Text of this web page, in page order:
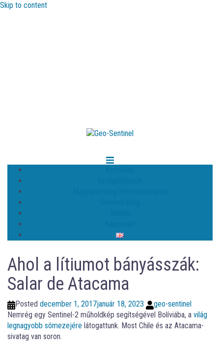
Skip to content
Ahol a lítiumot bányásszák:
Salar de Atacama
Posted december 1, 2017január 18, 2023
geo-sentinel
Nemrég egy Sentinel-2 műholdkép segítségével Bolíviába, a világ
legnagyobb sómezejére látogattunk. Most Chile és az Atacama-
sivatag van soron.